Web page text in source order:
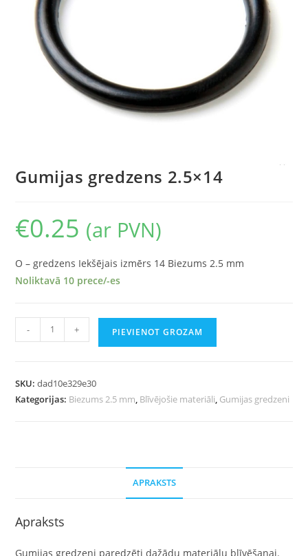
Gumijas gredzens 2.5×14
€0.25 (ar PVN)
O – gredzens Iekšējais izmērs 14 Biezums 2.5 mm
Noliktavā 10 prece/-es
- + PIEVIENOT GROZAM
SKU:dad10e329e30
Kategorijas: Biezums 2.5 mm, Blīvējošie materiāli, Gumijas gredzeni
APRAKSTS
Apraksts
Gumijas gredzeni paredzēti dažādu materiālu blīvēšanai.